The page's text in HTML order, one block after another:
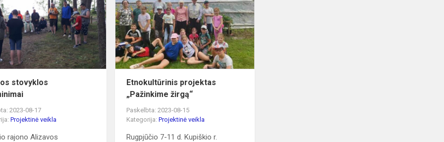
prisiminimai
stovyklos
2023-08-17
Projektinė veikla
rajono Alizavos
„Pažinkime
žirgą“
Etnokultūrinis projektas
„Pažinkime žirgą“
Paskelbta: 2023-08-15
Kategorija:Projektinė veikla
Rugpjūčio 7-11 d. Kupiškio r.